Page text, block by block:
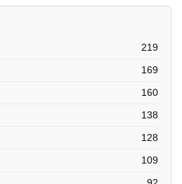
219
169
160
138
128
109